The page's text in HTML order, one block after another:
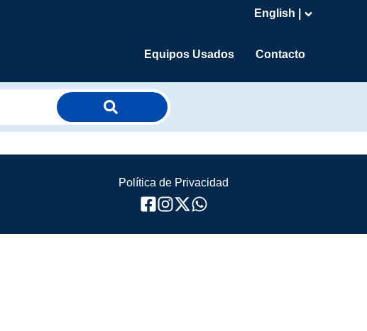
English |
Equipos Usados Contacto
Política de Privacidad